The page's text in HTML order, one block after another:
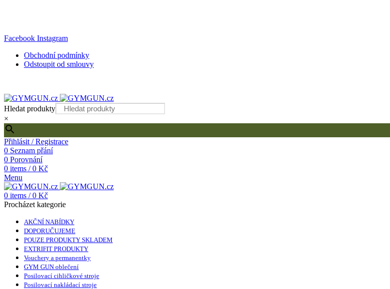
Facebook Instagram
Obchodní podmínky
Odstoupit od smlouvy
Hledat produkty
×
Přihlásit / Registrace
0 Seznam přání
0 Porovnání
0 items / 0 Kč
Menu
0 items / 0 Kč
Procházet kategorie
AKČNÍ NABÍDKY
DOPORUČUJEME
POUZE PRODUKTY SKLADEM
EXTRIFIT PRODUKTY
Vouchery a permanentky
GYM GUN oblečení
Posilovací cihličkové stroje
Posilovací nakládací stroje